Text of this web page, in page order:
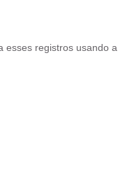
esses registros usando a